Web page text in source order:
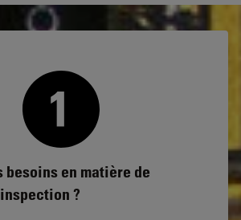
besoins en matière de
?